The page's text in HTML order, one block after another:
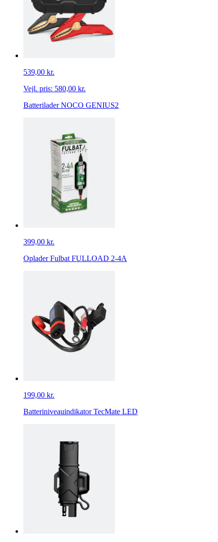
539,00 kr.
Vejl. pris: 580,00 kr.
Batterilader NOCO GENIUS2
399,00 kr.
Oplader Fulbat FULLOAD 2-4A
199,00 kr.
Batteriniveauindikator TecMate LED